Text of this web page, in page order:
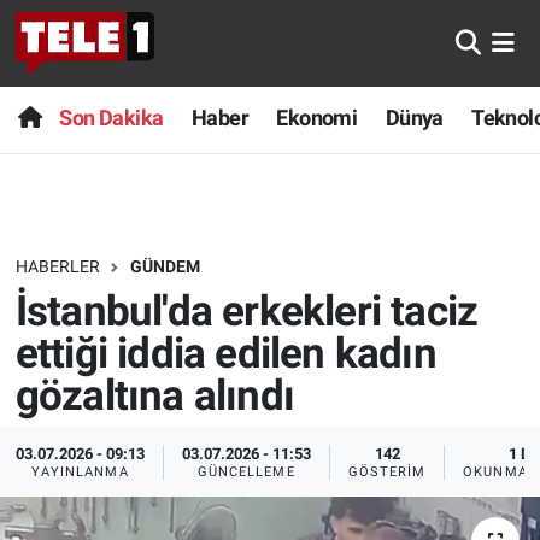
Son Dakika Haber Ekonomi Dünya
HABERLER GÜNDEM
İstanbul'da erkekleri taciz
ettiği iddia edilen kadın
gözaltına alındı
03.07.2026 - 09:13
YAYINLANMA
03.07.2026 - 11:53
GÜNCELLEME
142
GÖSTERIM
1 DK
OKUNMA
Anında Manşet
Başka Sohbetler
Bilim turu
Bilim ve Teknoloji Evreni
Doğa Konuşuyor
Dünya
Ege Saati
Son Dakika
Haber
Dünya
Teknoloji
Sağlık
Spor
Yayın Akışı
Nöbetçi Eczaneler
Hava Durumu
Trafik Durumu
Süper Lig Puan Durumu ve Fikstür
Tüm Manşetler
Son Dakika Haberleri
Haber Arşivi